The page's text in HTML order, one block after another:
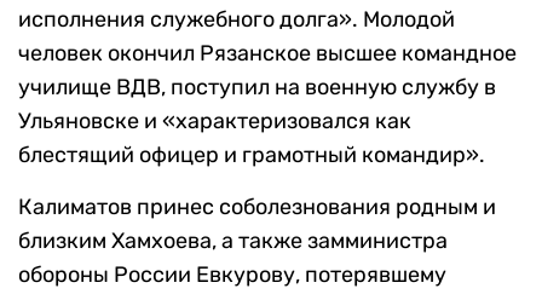
исполнения служебного долга». Молодой
человек окончил Рязанское высшее командное
училище ВДВ, поступил на военную службу в
Ульяновске и «характеризовался как
блестящий офицер и грамотный командир».
Калиматов принес соболезнования родным и
близким Хамхоева, а также замминистра
обороны России Евкурову, потерявшему